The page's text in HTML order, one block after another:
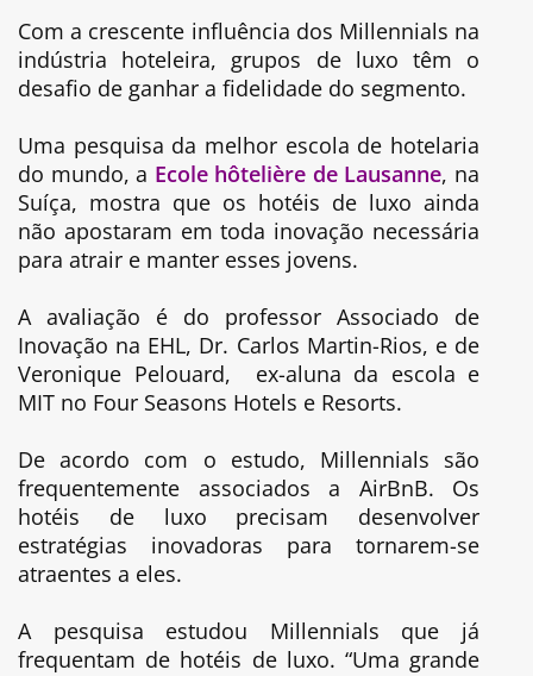
Com a crescente influência dos Millennials na
indústria hoteleira, grupos de luxo têm o
desafio de ganhar a fidelidade do segmento.
Uma pesquisa da melhor escola de hotelaria
do mundo, a Ecole hôtelière de Lausanne, na
Suíça, mostra que os hotéis de luxo ainda
não apostaram em toda inovação necessária
para atrair e manter esses jovens.
A avaliação é do professor Associado de
Inovação na EHL, Dr. Carlos Martin-Rios, e de
Veronique Pelouard, ex-aluna da escola e
MIT no Four Seasons Hotels e Resorts.
De acordo com o estudo, Millennials são
frequentemente associados a AirBnB. Os
hotéis de luxo precisam desenvolver
estratégias inovadoras para tornarem-se
atraentes a eles.
A pesquisa estudou Millennials que já
frequentam de hotéis de luxo. “Uma grande